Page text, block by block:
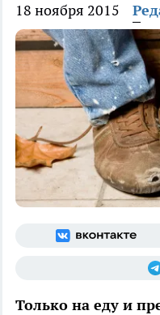
18 ноября 2015
Только на еду и